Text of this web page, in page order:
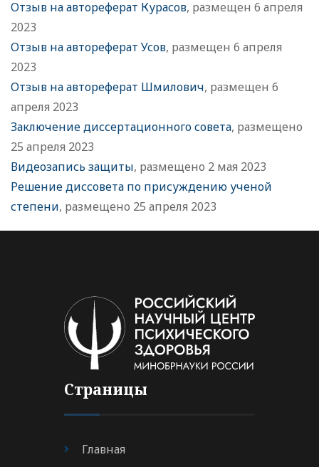
Отзыв на автореферат Курасов, размещен 6 апреля
2023
Отзыв на автореферат Усов, размещен 6 апреля
2023
Отзыв на автореферат Шмилович, размещен 6
апреля 2023
Заключение диссертационного совета, размещено
25 апреля 2023
Видеозапись защиты, размещено 2 мая 2023
Решение диссовета по присуждению ученой
степени, размещено 25 апреля 2023
Страницы
Главная